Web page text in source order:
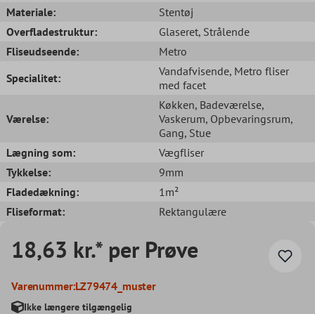
Materiale:
Stentøj
Overfladestruktur:
Glaseret, Strålende
Fliseudseende:
Metro
Specialitet:
Vandafvisende, Metro fliser
med facet
Værelse:
Køkken, Badeværelse,
Vaskerum, Opbevaringsrum,
Gang, Stue
Lægning som:
Vægfliser
Tykkelse:
9mm
Fladedækning:
1m²
Fliseformat:
Rektangulære
18,63 kr.* per Prøve
Varenummer:LZ79474_muster
Ikke længere tilgængelig